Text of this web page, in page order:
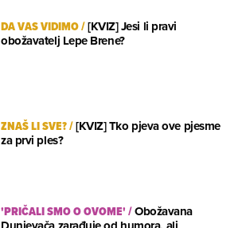
DA VAS VIDIMO/[KVIZ] Jesi li pravi
obožavatelj Lepe Brene?
ZNAŠ LI SVE?/[KVIZ] Tko pjeva ove pjesme
za prvi ples?
'PRIČALI SMO O OVOME'/Obožavana